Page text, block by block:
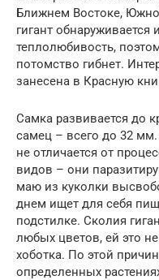
Ближнем Востоке,
гигант
теплолюбивость,
потомство гибнет.
занесена в Красную
Самка развивается до
самец – всего до 32
не отличается от
видов – они
маю из куколки
днем ищет для себя
подстилке. Сколия
любых цветов, ей это
хоботка. По этой
определенных